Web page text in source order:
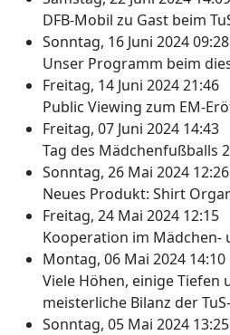
DFB-Mobil zu Gast beim
Sonntag, 16 Juni 2024 09:28
Unser Programm beim
Freitag, 14 Juni 2024 21:46
Public Viewing zum EM-
Freitag, 07 Juni 2024 14:43
Tag des Mädchenfußballs
Sonntag, 26 Mai 2024 12:26
Neues Produkt: Shirt
Freitag, 24 Mai 2024 12:15
Kooperation im Mädchen-
Montag, 06 Mai 2024 14:10
Viele Höhen, einige Tiefen
meisterliche Bilanz der
Sonntag, 05 Mai 2024 13:25